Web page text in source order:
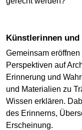
Künstlerinnen
Gemeinsam
Perspektiven auf
Erinnerung und
und Materialien zu
Wissen erklären.
des Erinnerns,
Erscheinung.